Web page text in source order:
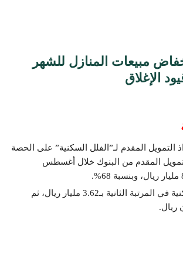
مبيعات المنازل للشهر
الإغلاق
التمويل المقدم لـ”الفلل السكنية” على الحصة
المقدم من البنوك خلال أغسطس
وجاءت الشقق السكنية في المرتبة الثانية بـ3.62 مليار ريال، ثم